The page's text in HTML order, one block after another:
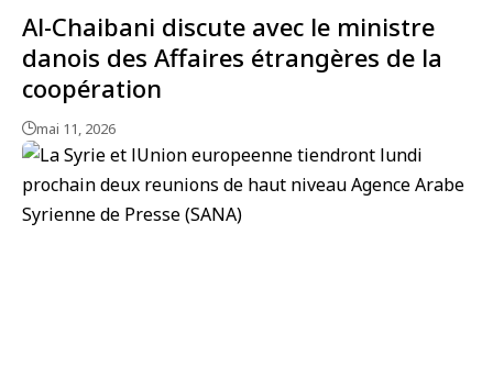
Al-Chaibani discute avec le ministre
danois des Affaires étrangères de la
coopération
mai 11, 2026